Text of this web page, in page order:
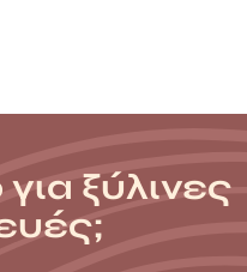
ξύλινες